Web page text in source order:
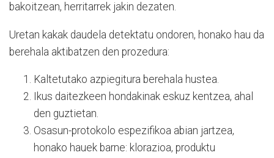
bakoitzean, herritarrek jakin dezaten.
Uretan kakak daudela detektatu ondoren, honako hau da
berehala aktibatzen den prozedura:
Kaltetutako azpiegitura berehala hustea.
Ikus daitezkeen hondakinak eskuz kentzea, ahal
den guztietan.
Osasun-protokolo espezifikoa abian jartzea,
honako hauek barne: klorazioa, produktu